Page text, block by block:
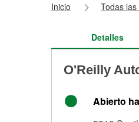
Inicio Todas
Detalles
O'Reilly
Abierto